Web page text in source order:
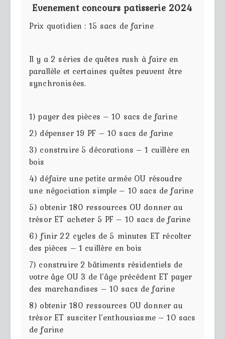
Evenement concours patisserie 2024
Prix quotidien : 15 sacs de farine
Il y a 2 séries de quêtes rush à faire en
parallèle et certaines quêtes peuvent être
synchronisées.
1) payer des pièces – 10 sacs de farine
2) dépenser 19 PF – 10 sacs de farine
3) construire 5 décorations – 1 cuillère en
bois
4) défaire une petite armée OU résoudre
une négociation simple – 10 sacs de farine
5) obtenir 180 ressources OU donner au
trésor ET acheter 5 PF – 10 sacs de farine
6) finir 22 cycles de 5 minutes ET récolter
des pièces – 1 cuillère en bois
7) construire 2 bâtiments résidentiels de
votre âge OU 3 de l’âge précédent ET payer
des marchandises – 10 sacs de farine
8) obtenir 180 ressources OU donner au
trésor ET susciter l’enthousiasme – 10 sacs
de farine